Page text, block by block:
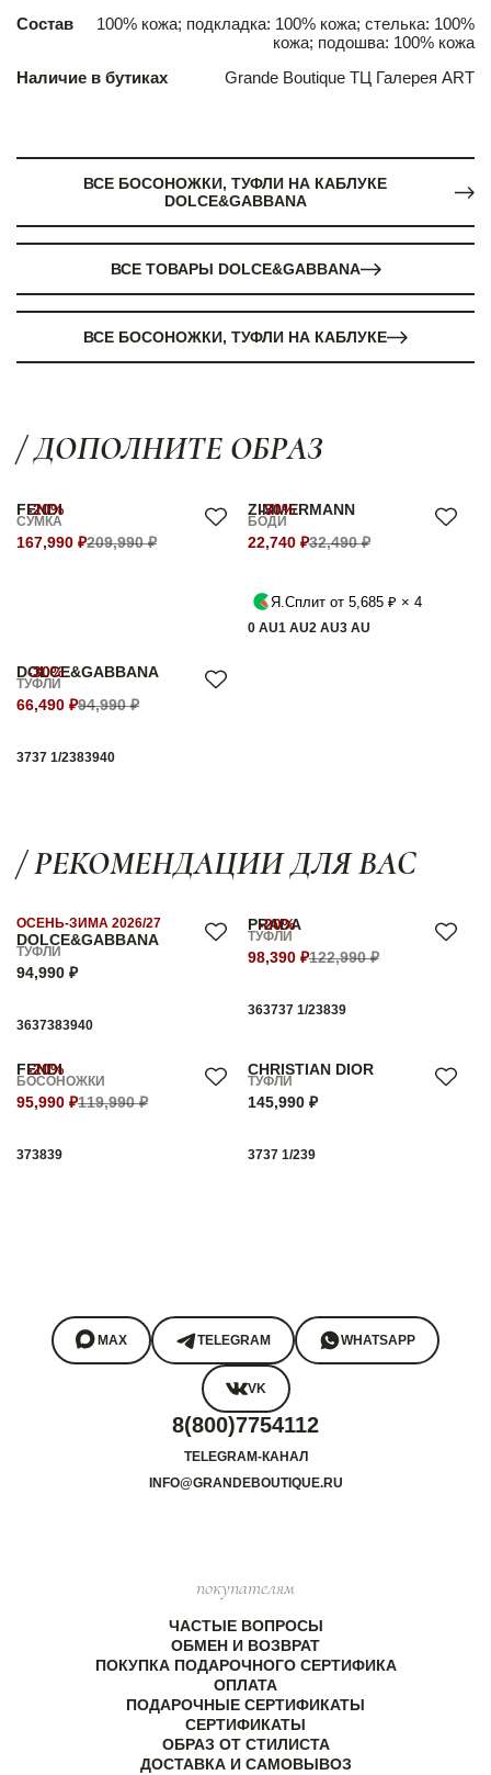
Состав
100% кожа; подкладка: 100% кожа; стелька: 100%
кожа; подошва: 100% кожа
Наличие в бутиках
Grande Boutique ТЦ Галерея ART
ВСЕ БОСОНОЖКИ, ТУФЛИ НА КАБЛУКЕ
DOLCE&GABBANA
ВСЕ ТОВАРЫ DOLCE&GABBANA
ВСЕ БОСОНОЖКИ, ТУФЛИ НА КАБЛУКЕ
/ ДОПОЛНИТЕ ОБРАЗ
-20%
FENDI
СУМКА
167,990 ₽209,990 ₽
-30%
ZIMMERMANN
БОДИ
22,740 ₽32,490 ₽
Я.Сплит от 5,685 ₽ × 4
0 AU1 AU2 AU3 AU
-30%
DOLCE&GABBANA
ТУФЛИ
66,490 ₽94,990 ₽
3737 1/2383940
/ РЕКОМЕНДАЦИИ ДЛЯ ВАС
DOLCE&GABBANA
ОСЕНЬ-ЗИМА 2026/27
ТУФЛИ
94,990 ₽
3637383940
-20%
PRADA
ТУФЛИ
98,390 ₽122,990 ₽
363737 1/23839
-20%
FENDI
БОСОНОЖКИ
95,990 ₽119,990 ₽
373839
CHRISTIAN DIOR
ТУФЛИ
145,990 ₽
3737 1/239
MAX TELEGRAM WHATSAPP
VK
8(800)7754112
TELEGRAM-КАНАЛ
INFO@GRANDEBOUTIQUE.RU
покупателям
ЧАСТЫЕ ВОПРОСЫ
ОБМЕН И ВОЗВРАТ
ПОКУПКА ПОДАРОЧНОГО СЕРТИФИКА
ОПЛАТА
ПОДАРОЧНЫЕ СЕРТИФИКАТЫ
СЕРТИФИКАТЫ
ОБРАЗ ОТ СТИЛИСТА
ДОСТАВКА И САМОВЫВОЗ